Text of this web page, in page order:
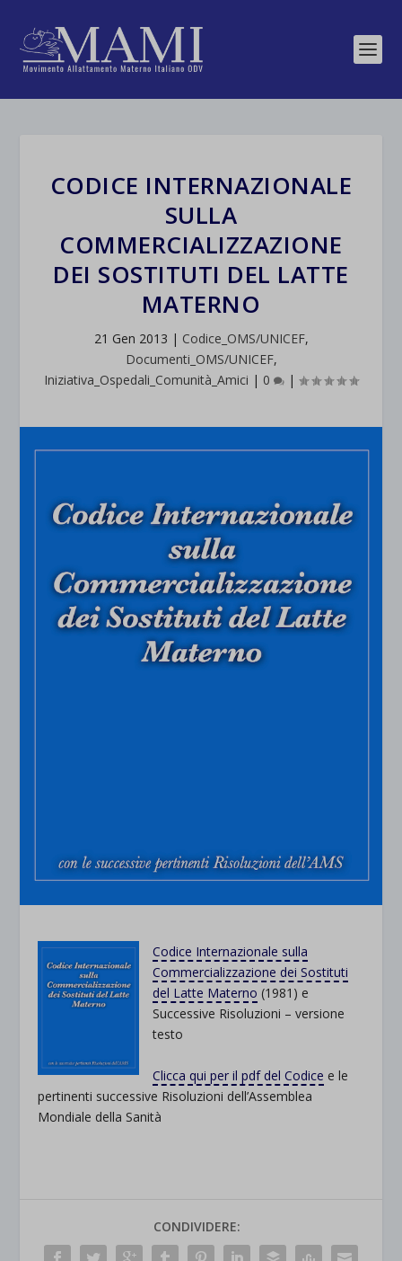
CODICE INTERNAZIONALE
SULLA
COMMERCIALIZZAZIONE
DEI SOSTITUTI DEL LATTE
MATERNO
21 Gen 2013 | Codice_OMS/UNICEF,
Documenti_OMS/UNICEF,
Iniziativa_Ospedali_Comunità_Amici | 0 |
Codice Internazionale sulla
Commercializzazione dei Sostituti
del Latte Materno (1981) e
Successive Risoluzioni – versione
testo
Clicca qui per il pdf del Codice e le
pertinenti successive Risoluzioni dell’Assemblea
Mondiale della Sanità
CONDIVIDERE: